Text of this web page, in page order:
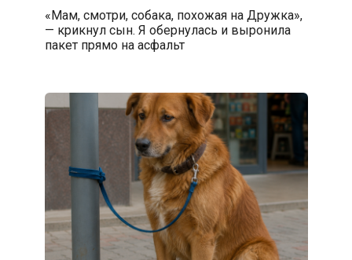
«Мам, смотри, собака, похожая на Дружка»,
— крикнул сын. Я обернулась и выронила
пакет прямо на асфальт